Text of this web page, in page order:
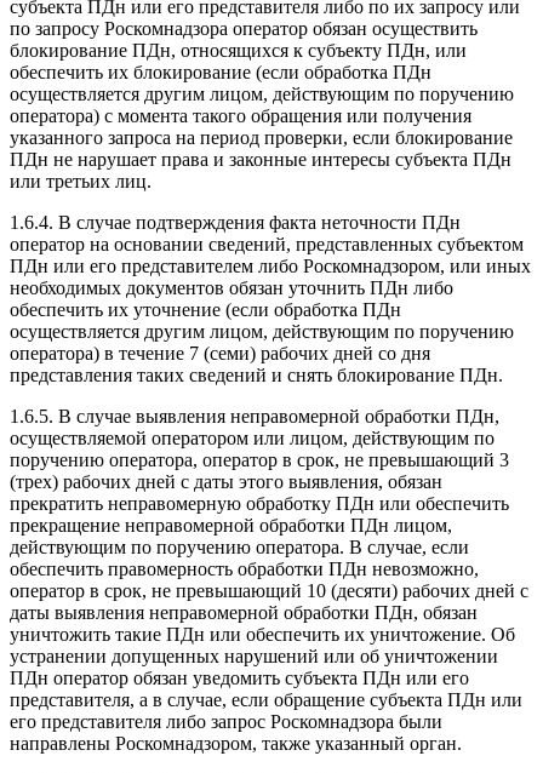
субъекта ПДн или его представителя либо по их запросу или
по запросу Роскомнадзора оператор обязан осуществить
блокирование ПДн, относящихся к субъекту ПДн, или
обеспечить их блокирование (если обработка ПДн
осуществляется другим лицом, действующим по поручению
оператора) с момента такого обращения или получения
указанного запроса на период проверки, если блокирование
ПДн не нарушает права и законные интересы субъекта ПДн
или третьих лиц.
1.6.4. В случае подтверждения факта неточности ПДн
оператор на основании сведений, представленных субъектом
ПДн или его представителем либо Роскомнадзором, или иных
необходимых документов обязан уточнить ПДн либо
обеспечить их уточнение (если обработка ПДн
осуществляется другим лицом, действующим по поручению
оператора) в течение 7 (семи) рабочих дней со дня
представления таких сведений и снять блокирование ПДн.
1.6.5. В случае выявления неправомерной обработки ПДн,
осуществляемой оператором или лицом, действующим по
поручению оператора, оператор в срок, не превышающий 3
(трех) рабочих дней с даты этого выявления, обязан
прекратить неправомерную обработку ПДн или обеспечить
прекращение неправомерной обработки ПДн лицом,
действующим по поручению оператора. В случае, если
обеспечить правомерность обработки ПДн невозможно,
оператор в срок, не превышающий 10 (десяти) рабочих дней с
даты выявления неправомерной обработки ПДн, обязан
уничтожить такие ПДн или обеспечить их уничтожение. Об
устранении допущенных нарушений или об уничтожении
ПДн оператор обязан уведомить субъекта ПДн или его
представителя, а в случае, если обращение субъекта ПДн или
его представителя либо запрос Роскомнадзора были
направлены Роскомнадзором, также указанный орган.